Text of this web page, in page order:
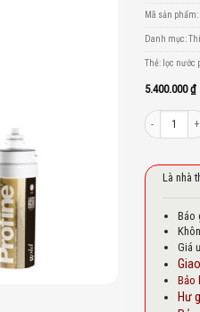
Mã sản phẩm:
Danh mục:
Thẻ: lọc nước
5.400.000₫
Lõi lọc
Là nhà
Báo
Giá
Bảo
Hư